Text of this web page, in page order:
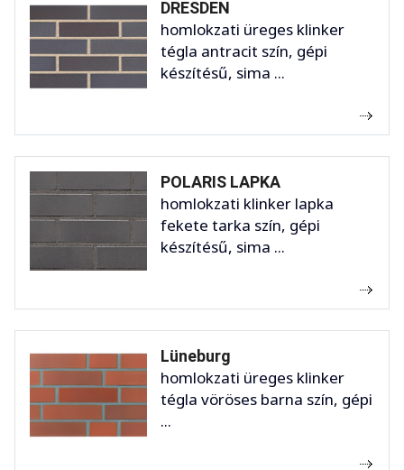
DRESDEN
homlokzati üreges klinker
tégla antracit szín, gépi
készítésű, sima ...
POLARIS LAPKA
homlokzati klinker lapka
fekete tarka szín, gépi
készítésű, sima ...
Lüneburg
homlokzati üreges klinker
tégla vöröses barna szín, gépi
...